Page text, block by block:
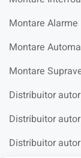
Montare Alarme
Montare
Montare
Distribuitor
Distribuitor
Distribuitor